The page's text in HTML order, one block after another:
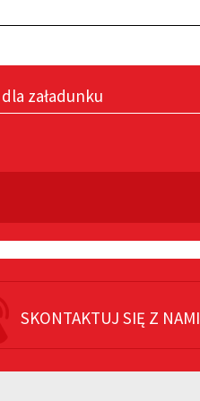
załadunku
SKONTAKTUJ SIĘ Z NAMI